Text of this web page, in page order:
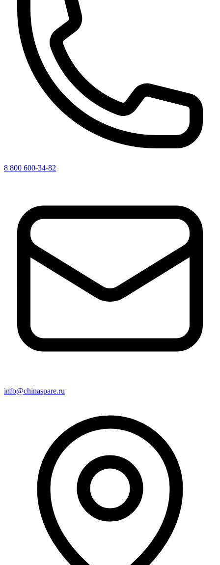
8 800 600-34-82
info@chinaspare.ru